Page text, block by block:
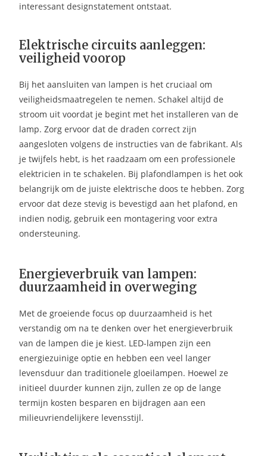
interessant designstatement ontstaat.
Elektrische circuits aanleggen:
veiligheid voorop
Bij het aansluiten van lampen is het cruciaal om
veiligheidsmaatregelen te nemen. Schakel altijd de
stroom uit voordat je begint met het installeren van de
lamp. Zorg ervoor dat de draden correct zijn
aangesloten volgens de instructies van de fabrikant. Als
je twijfels hebt, is het raadzaam om een professionele
elektricien in te schakelen. Bij plafondlampen is het ook
belangrijk om de juiste elektrische doos te hebben. Zorg
ervoor dat deze stevig is bevestigd aan het plafond, en
indien nodig, gebruik een montagering voor extra
ondersteuning.
Energieverbruik van lampen:
duurzaamheid in overweging
Met de groeiende focus op duurzaamheid is het
verstandig om na te denken over het energieverbruik
van de lampen die je kiest. LED-lampen zijn een
energiezuinige optie en hebben een veel langer
levensduur dan traditionele gloeilampen. Hoewel ze
initieel duurder kunnen zijn, zullen ze op de lange
termijn kosten besparen en bijdragen aan een
milieuvriendelijkere levensstijl.